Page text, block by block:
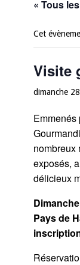
« Tous
Cet
Visite
dimanche
Emmenés
nombreux
exposés,
délicieux
Pays de